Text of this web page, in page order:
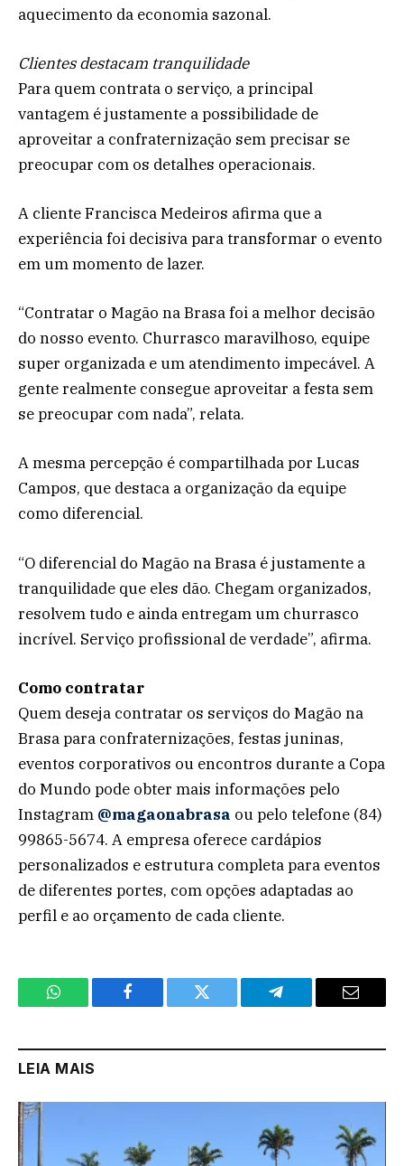
aquecimento da economia sazonal.
Clientes destacam tranquilidade
Para quem contrata o serviço, a principal
vantagem é justamente a possibilidade de
aproveitar a confraternização sem precisar se
preocupar com os detalhes operacionais.
A cliente Francisca Medeiros afirma que a
experiência foi decisiva para transformar o evento
em um momento de lazer.
“Contratar o Magão na Brasa foi a melhor decisão
do nosso evento. Churrasco maravilhoso, equipe
super organizada e um atendimento impecável. A
gente realmente consegue aproveitar a festa sem
se preocupar com nada”, relata.
A mesma percepção é compartilhada por Lucas
Campos, que destaca a organização da equipe
como diferencial.
“O diferencial do Magão na Brasa é justamente a
tranquilidade que eles dão. Chegam organizados,
resolvem tudo e ainda entregam um churrasco
incrível. Serviço profissional de verdade”, afirma.
Como contratar
Quem deseja contratar os serviços do Magão na
Brasa para confraternizações, festas juninas,
eventos corporativos ou encontros durante a Copa
do Mundo pode obter mais informações pelo
Instagram @magaonabrasa ou pelo telefone (84)
99865-5674. A empresa oferece cardápios
personalizados e estrutura completa para eventos
de diferentes portes, com opções adaptadas ao
perfil e ao orçamento de cada cliente.
WhatsApp Facebook Twitter Telegram Email
LEIA MAIS